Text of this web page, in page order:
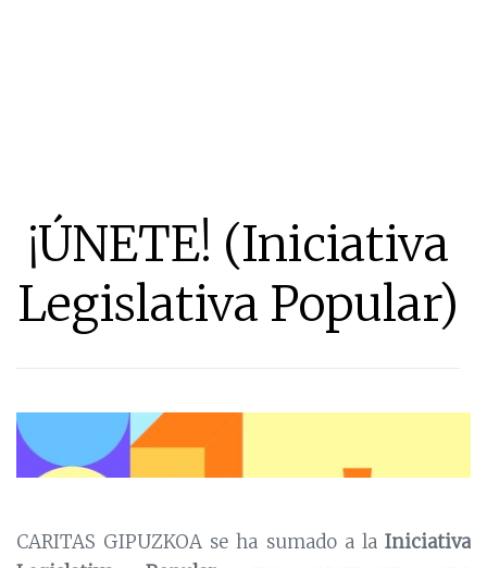
¡ÚNETE! (Iniciativa
Legislativa Popular)
CARITAS GIPUZKOA se ha sumado a la Iniciativa